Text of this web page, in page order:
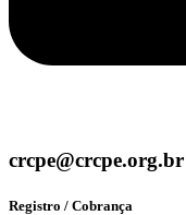
crcpe@crcpe.org.br
Registro / Cobrança